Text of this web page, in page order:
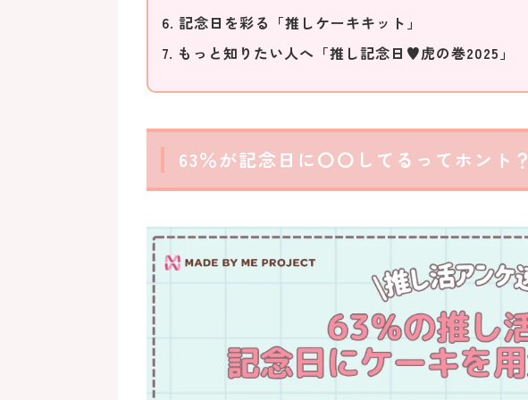
6. 記念日を彩る「推しケーキキット」
7. もっと知りたい人へ「推し記念日♥虎の巻2025」
63％が記念日に〇〇してるってホント？